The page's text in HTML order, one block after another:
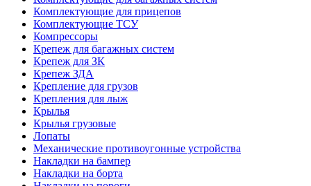
Комплектующие для прицепов
Комплектующие ТСУ
Компрессоры
Крепеж для багажных систем
Крепеж для ЗК
Крепеж ЗДА
Крепление для грузов
Крепления для лыж
Крылья
Крылья грузовые
Лопаты
Механические противоугонные устройства
Накладки на бампер
Накладки на борта